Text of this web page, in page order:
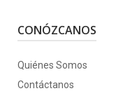
CONÓZCANOS
Quiénes Somos
Contáctanos